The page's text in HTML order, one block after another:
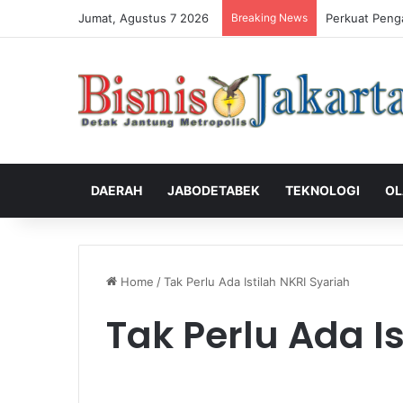
Jumat, Agustus 7 2026 Breaking News Perkuat
DAERAH JABODETABEK TEKNOLOGI
Home /Tak Perlu Ada Istilah NKRI Syariah
Tak Perlu Ada